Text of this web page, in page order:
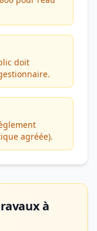
doit
agréée).
à